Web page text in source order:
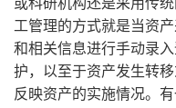
或科研机构还是采用传
工管理的方式就是当资
和相关信息进行手动录
护，以至于资产发生转
反映资产的实施情况。